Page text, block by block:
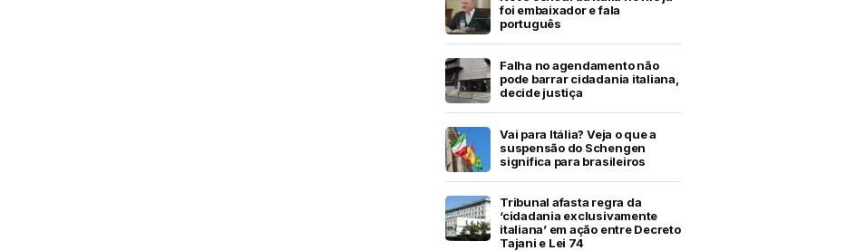
foi embaixador e fala
português
Falha no agendamento não
pode barrar cidadania italiana,
decide justiça
Vai para Itália? Veja o que a
suspensão do Schengen
significa para brasileiros
Tribunal afasta regra da
‘cidadania exclusivamente
italiana’ em ação entre Decreto
Tajani e Lei 74